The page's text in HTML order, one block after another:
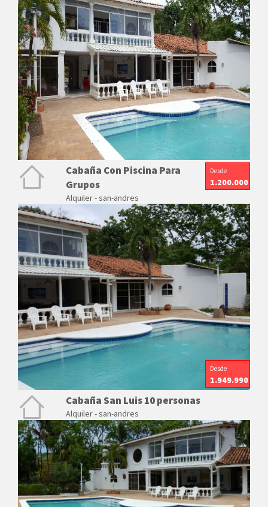
Cabaña Con Piscina Para
Grupos
Alquiler - san-andres
Desde
1.200.000
Cabaña San Luis 10 personas
Alquiler - san-andres
Desde
1.949.990